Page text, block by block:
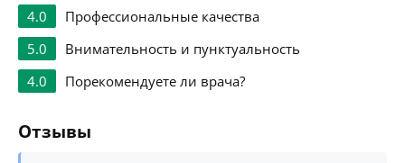
4.0
Профессиональные качества
5.0
Внимательность и пунктуальность
4.0
Порекомендуете ли врача?
Отзывы